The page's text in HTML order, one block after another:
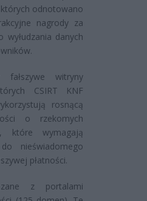
odnotowano
nagrody za
danych
fałszywe witryny
CSIRT KNF
rosnącą
o rzekomych
które wymagają
nieświadomego
płatności.
z portalami